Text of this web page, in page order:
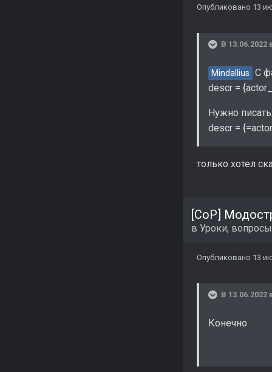
Опубликовано 13
В 13.06.2022
Mindallius С
descr =
Нужно
descr =
только хотел
[CoP]
в Уроки,
Опубликовано 13
В 13.06.2022
Конечно